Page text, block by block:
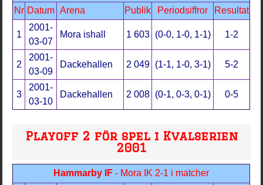
Nr Datum Arena Publik Periodsiffror Resultat
1
2001-
03-07
Mora ishall 1 603 (0-0, 1-0, 1-1) 1-2
2
2001-
03-09
Dackehallen 2 049 (1-1, 1-0, 3-1) 5-2
3
2001-
03-10
Dackehallen 2 008 (0-1, 0-3, 0-1) 0-5
Playoff 2 för spel i Kvalserien
2001
Hammarby IF - Mora IK 2-1 i matcher